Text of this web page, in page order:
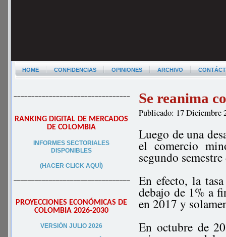
HOME CONFIDENCIAS OPINIONES ARCHIVO
–––––––––––––––––––––––––––––––––
RANKING DIGITAL DE MERCADOS
DE COLOMBIA
INFORMES SECTORIALES
DISPONIBLES
(HACER CLICK AQUÍ)
–––––––––––––––––––––––––––––––––
PROYECCIONES ECONÓMICAS DE
COLOMBIA 2026-2030
VERSIÓN JULIO 2026
Se reanima
Publicado: 17 Diciembre
Luego de una
el comercio
segundo
En efecto, la
debajo de 1% a
en 2017 y
En octubre de